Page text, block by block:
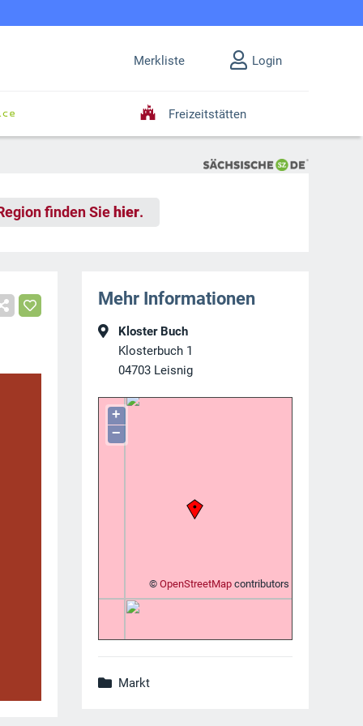
Merkliste Login
Freizeitstätten
finden Sie hier.
Mehr Informationen
Kloster Buch
Klosterbuch 1
04703 Leisnig
+
−
© OpenStreetMapcontributors
Markt